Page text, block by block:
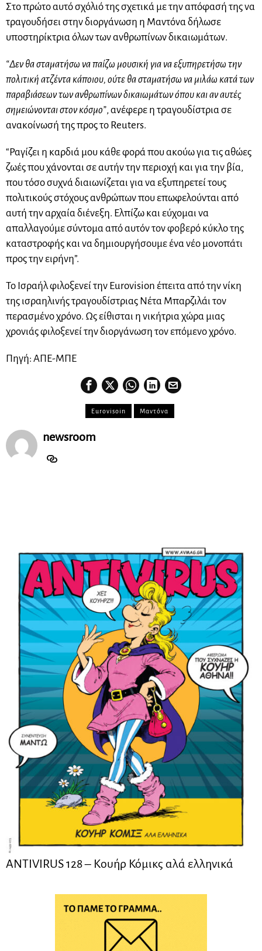
Στο πρώτο αυτό σχόλιό της σχετικά με την απόφασή της να
τραγουδήσει στην διοργάνωση η Μαντόνα δήλωσε
υποστηρίκτρια όλων των ανθρωπίνων δικαιωμάτων.
“Δεν θα σταματήσω να παίζω μουσική για να εξυπηρετήσω την
πολιτική ατζέντα κάποιου, ούτε θα σταματήσω να μιλάω κατά των
παραβιάσεων των ανθρωπίνων δικαιωμάτων όπου και αν αυτές
σημειώνονται στον κόσμο”, ανέφερε η τραγουδίστρια σε
ανακοίνωσή της προς το Reuters.
“Ραγίζει η καρδιά μου κάθε φορά που ακούω για τις αθώες
ζωές που χάνονται σε αυτήν την περιοχή και για την βία,
που τόσο συχνά διαιωνίζεται για να εξυπηρετεί τους
πολιτικούς στόχους ανθρώπων που επωφελούνται από
αυτή την αρχαία διένεξη. Ελπίζω και εύχομαι να
απαλλαγούμε σύντομα από αυτόν τον φοβερό κύκλο της
καταστροφής και να δημιουργήσουμε ένα νέο μονοπάτι
προς την ειρήνη”.
Το Ισραήλ φιλοξενεί την Eurovision έπειτα από την νίκη
της ισραηλινής τραγουδίστριας Νέτα Μπαρζιλάι τον
περασμένο χρόνο. Ως είθισται η νικήτρια χώρα μιας
χρονιάς φιλοξενεί την διοργάνωση τον επόμενο χρόνο.
Πηγή: ΑΠΕ-ΜΠΕ
Eurovisoin Μαντόνα
newsroom
ANTIVIRUS 128 – Kουήρ Κόμικς αλά ελληνικά